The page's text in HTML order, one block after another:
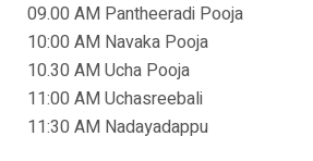
09.00 AM Pantheeradi Pooja
10:00 AM Navaka Pooja
10.30 AM Ucha Pooja
11:00 AM Uchasreebali
11:30 AM Nadayadappu